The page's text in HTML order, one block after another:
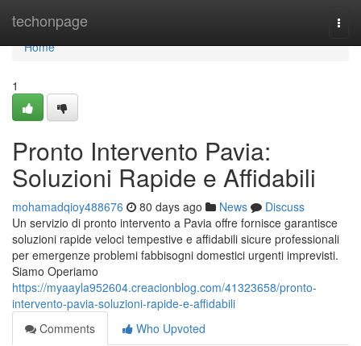
techonpage
Home
Home
1
Pronto Intervento Pavia:
Soluzioni Rapide e Affidabili
mohamadqioy488676 80 days ago News
Discuss
Un servizio di pronto intervento a Pavia offre fornisce garantisce
soluzioni rapide veloci tempestive e affidabili sicure professionali
per emergenze problemi fabbisogni domestici urgenti imprevisti.
Siamo Operiamo
https://myaayla952604.creacionblog.com/41323658/pronto-
intervento-pavia-soluzioni-rapide-e-affidabili
Comments
Who Upvoted